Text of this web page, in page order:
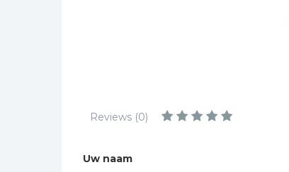
gidsen
Reviews (0)
Uw naam